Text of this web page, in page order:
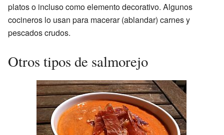
platos o incluso como elemento decorativo. Algunos
cocineros lo usan para macerar (ablandar) carnes y
pescados crudos.
Otros tipos de salmorejo